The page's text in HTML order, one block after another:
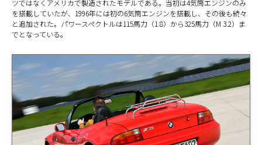
ツではなくアメリカで製造されたモデルである。当初は4気筒エンジンのみ
を搭載していたが、1996年には初の6気筒エンジンを搭載し、その後も続々
と追加された。パワースペクトルは115馬力（1.8）から325馬力（M 3.2）ま
でとなっている。